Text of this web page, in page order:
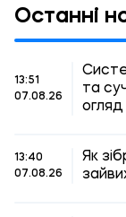
Останні
13:51
07.08.26
та
13:40
07.08.26
Як